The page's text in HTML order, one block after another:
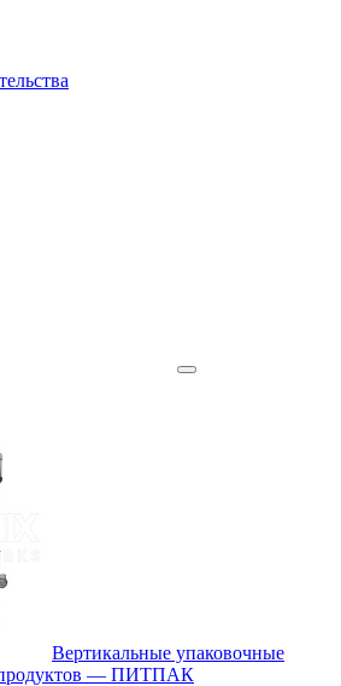
Вертикальные упаковочные
— ПИТПАК